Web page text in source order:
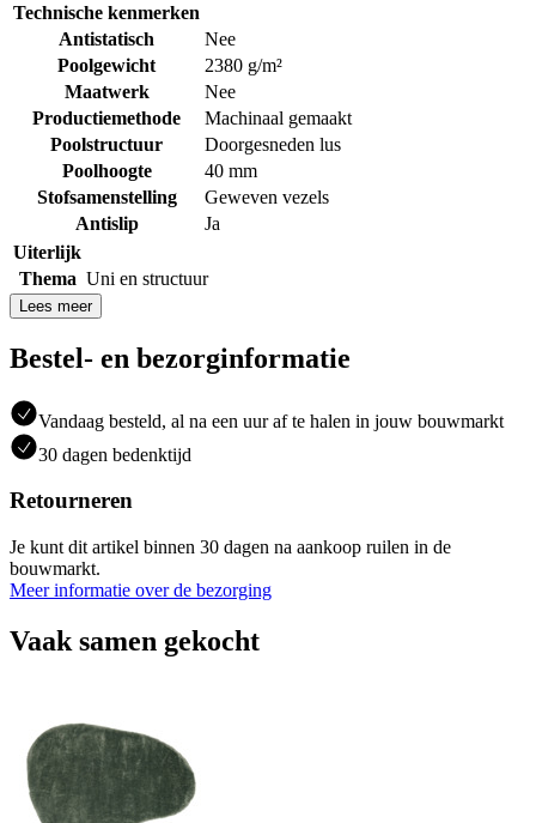
Technische kenmerken
Antistatisch
Nee
Poolgewicht
2380 g/m²
Maatwerk
Nee
Productiemethode
Machinaal gemaakt
Poolstructuur
Doorgesneden lus
Poolhoogte
40 mm
Stofsamenstelling
Geweven vezels
Antislip
Ja
Uiterlijk
Thema Uni en structuur
Lees meer
Bestel- en bezorginformatie
Vandaag besteld, al na een uur af te halen in jouw bouwmarkt
30 dagen bedenktijd
Retourneren
Je kunt dit artikel binnen 30 dagen na aankoop ruilen in de
bouwmarkt.
Meer informatie over de bezorging
Vaak samen gekocht